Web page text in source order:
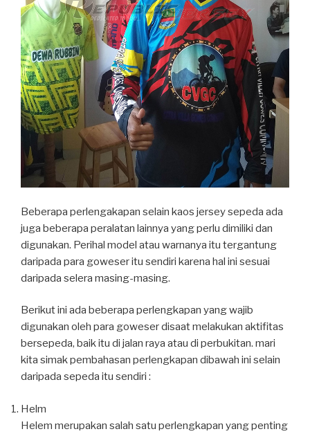
Beberapa perlengakapan selain kaos jersey sepeda ada
juga beberapa peralatan lainnya yang perlu dimiliki dan
digunakan. Perihal model atau warnanya itu tergantung
daripada para goweser itu sendiri karena hal ini sesuai
daripada selera masing-masing.
Berikut ini ada beberapa perlengkapan yang wajib
digunakan oleh para goweser disaat melakukan aktifitas
bersepeda, baik itu di jalan raya atau di perbukitan. mari
kita simak pembahasan perlengkapan dibawah ini selain
daripada sepeda itu sendiri :
Helm
Helem merupakan salah satu perlengkapan yang penting